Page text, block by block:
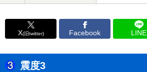
X(旧twitter) Facebook LINE
震度3